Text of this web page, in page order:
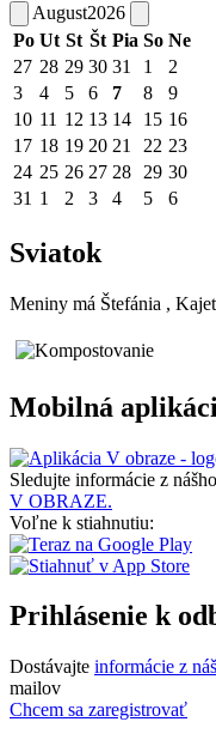
August2026
Po Ut St Št Pia So Ne
27 28 29 30 31 1
2
3
4 5 6 7 8
9
10 11 12 13 14 15 16
17 18 19 20 21 22 23
24 25 26 27 28 29 30
31 1 2 3 4 5 6
Sviatok
Meniny má Štefánia ,
Mobilná
Sledujte informácie z
V OBRAZE.
Voľne k stiahnutiu:
Prihlásenie k
Dostávajte informácie z
mailov
Chcem sa zaregistrovať